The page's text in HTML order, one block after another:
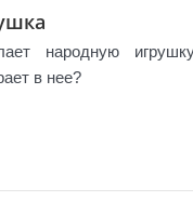
народную
в нее?